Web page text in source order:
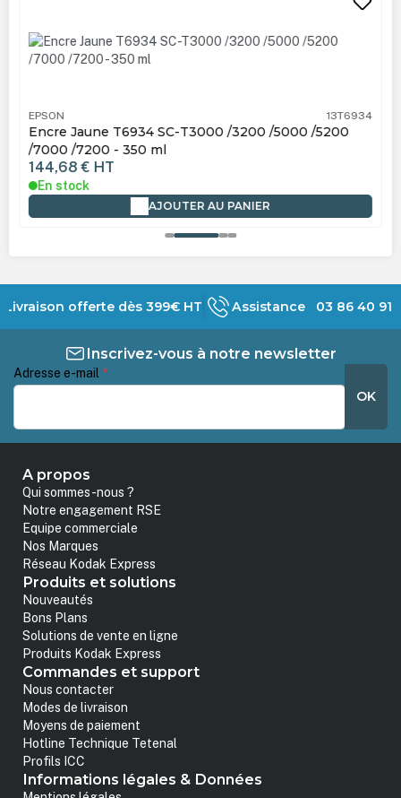
EPSON 13T6934
Encre Jaune T6934 SC-T3000 /3200 /5000 /5200
/7000 /7200 - 350 ml
144,68 € HT
En stock
AJOUTER AU PANIER
Livraison offerte dès 399€ HT Assistance 03 86 40 91
Inscrivez-vous à notre newsletter
Adresse e-mail *
OK
A propos
Qui sommes-nous ?
Notre engagement RSE
Equipe commerciale
Nos Marques
Réseau Kodak Express
Produits et solutions
Nouveautés
Bons Plans
Solutions de vente en ligne
Produits Kodak Express
Commandes et support
Nous contacter
Modes de livraison
Moyens de paiement
Hotline Technique Tetenal
Profils ICC
Informations légales & Données